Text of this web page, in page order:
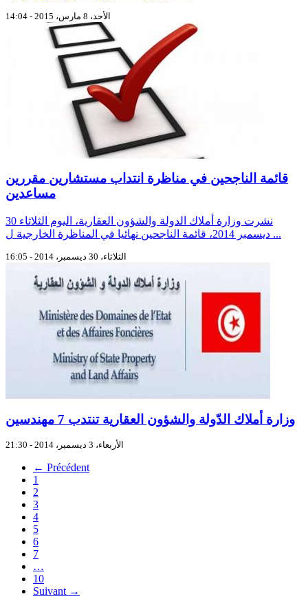
الأحد، 8 مارس، 2015 - 14:04
قائمة الناجحين في مناظرة انتداب مستشارين مقررين
مساعدين
نشرت وزارة أملاك الدولة والشؤون العقارية، اليوم الثلاثاء 30
ديسمبر 2014، قائمة الناجحين نهائيا في المناظرة الخارجية ل ...
الثلاثاء، 30 ديسمبر، 2014 - 16:05
وزارة أملاك الدّولة والشؤون العقارية تنتدب 7 مهندسين
الأربعاء، 3 ديسمبر، 2014 - 21:30
← Précédent
1
2
3
4
5
6
7
…
10
Suivant →